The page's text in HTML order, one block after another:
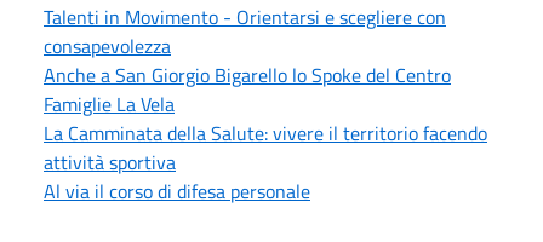
Talenti in Movimento - Orientarsi e scegliere con
consapevolezza
Anche a San Giorgio Bigarello lo Spoke del Centro
Famiglie La Vela
La Camminata della Salute: vivere il territorio facendo
attività sportiva
Al via il corso di difesa personale